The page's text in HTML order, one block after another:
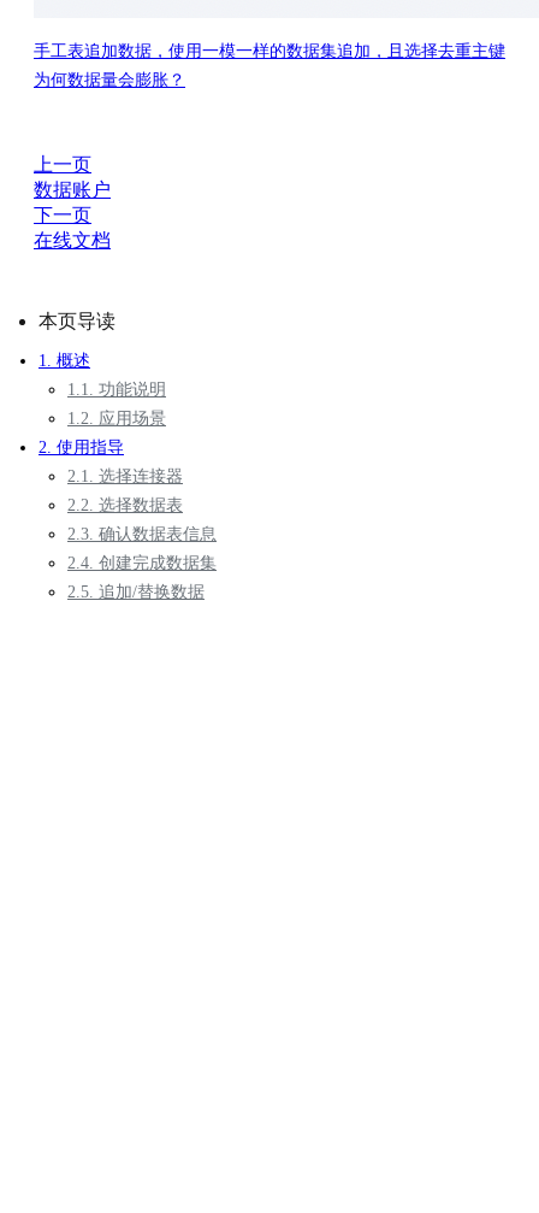
手工表追加数据，使用一模一样的数据集追加，且选择去重主键
为何数据量会膨胀？
上一页
数据账户
下一页
在线文档
本页导读
1. 概述
1.1. 功能说明
1.2. 应用场景
2. 使用指导
2.1. 选择连接器
2.2. 选择数据表
2.3. 确认数据表信息
2.4. 创建完成数据集
2.5. 追加/替换数据